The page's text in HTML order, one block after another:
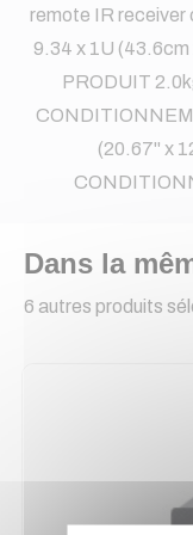
remote IR
9.34 x 1U
PRODUIT
(20.67" x
Dans la
6 autres produits